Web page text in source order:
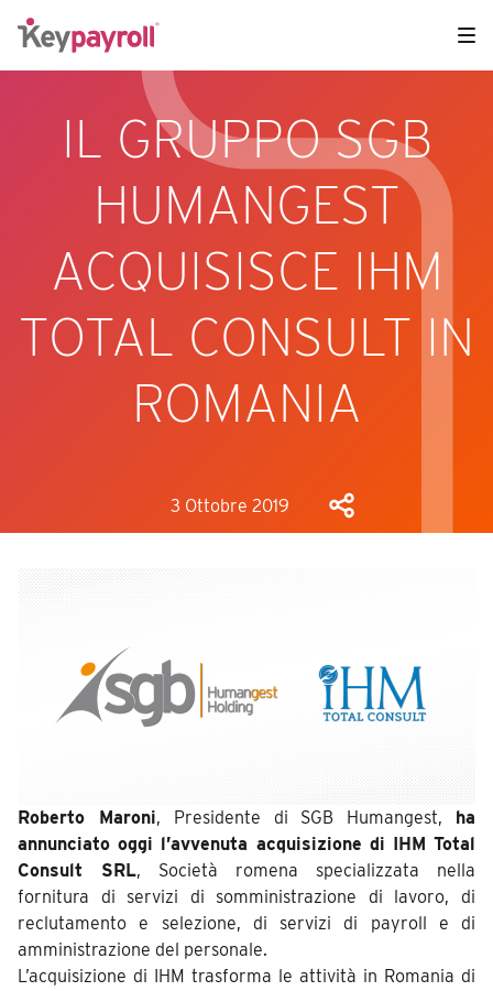
IL GRUPPO SGB
HUMANGEST
ACQUISISCE IHM
TOTAL CONSULT IN
ROMANIA
3 Ottobre 2019
Roberto Maroni, Presidente di SGB Humangest, ha
annunciato oggi l’avvenuta acquisizione di IHM Total
Consult SRL, Società romena specializzata nella
fornitura di servizi di somministrazione di lavoro, di
reclutamento e selezione, di servizi di payroll e di
amministrazione del personale.
L’acquisizione di IHM trasforma le attività in Romania di